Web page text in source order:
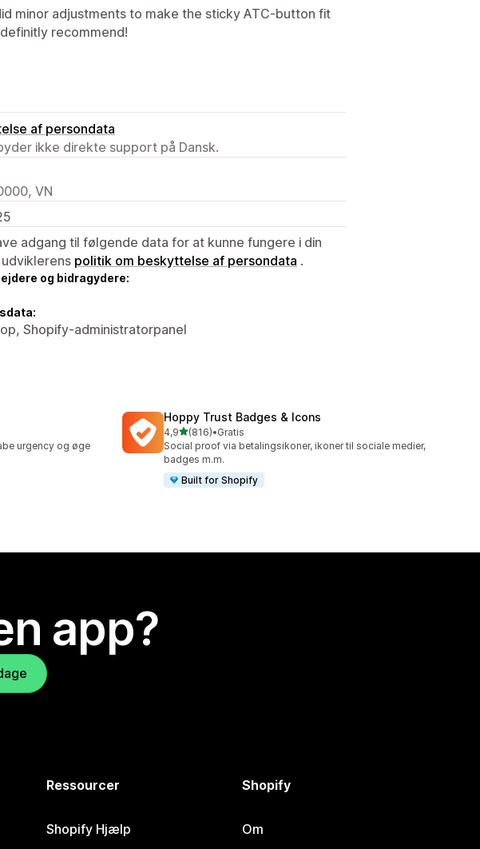
minor adjustments to make the sticky ATC-button fit
recommend!
af persondata
ikke direkte support på Dansk.
VN
adgang til følgende data for at kunne fungere i din
politik om beskyttelse af persondata .
og bidragydere:
Shopify-administratorpanel
urgency og øge
Hoppy Trust Badges & Icons
4,9ud af 5 stjerner
(816)
816 anmeldelser i alt
•Gratis
Social proof via betalingsikoner, ikoner til sociale medier,
badges m.m.
Built for Shopify
app?
Ressourcer
Shopify Hjælp
Shopify
Om